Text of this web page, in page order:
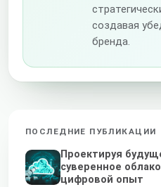
создавая
бренда.
ПОСЛЕДНИЕ ПУБЛИКАЦИИ
Проектируя
суверенное
цифровой опыт